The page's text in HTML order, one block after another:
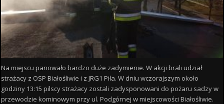
Na miejscu panowało bardzo duże zadymienie. W akcji brali udział
strażacy z OSP Białośliwie i z JRG1 Piła. W dniu wczorajszym około
godziny 13:15 pilscy strażacy zostali zadysponowani do pożaru sadzy w
przewodzie kominowym przy ul. Podgórnej w miejscowości Białośliwie.